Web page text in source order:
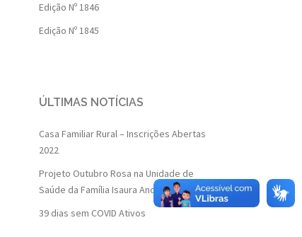
Edição Nº 1846
Edição Nº 1845
ÚLTIMAS NOTÍCIAS
Casa Familiar Rural – Inscrições Abertas
2022
Projeto Outubro Rosa na Unidade de
Saúde da Família Isaura Andrade
39 dias sem COVID Ativos